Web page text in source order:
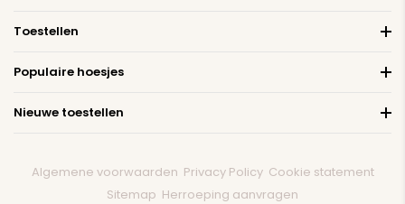
Toestellen
Populaire hoesjes
Nieuwe toestellen
Algemene voorwaarden Privacy Policy Cookie statement
Sitemap Herroeping aanvragen